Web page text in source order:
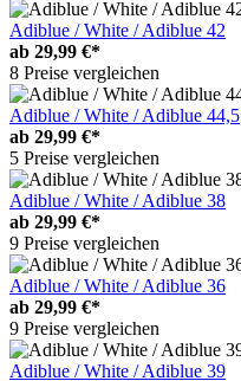
Adiblue / White / Adiblue 42
ab 29,99 €*
8 Preise vergleichen
Adiblue / White / Adiblue 44,5
ab 29,99 €*
5 Preise vergleichen
Adiblue / White / Adiblue 38
ab 29,99 €*
9 Preise vergleichen
Adiblue / White / Adiblue 36
ab 29,99 €*
9 Preise vergleichen
Adiblue / White / Adiblue 39